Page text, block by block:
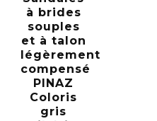
à brides
souples
et à talon
légèrement
compensé
PINAZ
Coloris
gris